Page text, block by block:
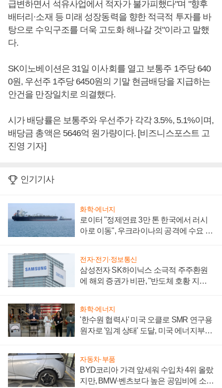
급변하면서 석유사업에서 적자가 불가피했다"며 "향후
배터리·소재 등 미래 성장동력을 향한 적극적 투자를 바
탕으로 수익구조를 더욱 고도화 해나갈 것"이라고 말했
다.
SK이노베이션은 31일 이사회를 열고 보통주 1주당 640
0원, 우선주 1주당 6450원의 기말 현금배당을 지급하는
안건을 만장일치로 의결했다.
시가 배당률은 보통주와 우선주가 각각 3.5%, 5.1%이며,
배당금 총액은 5646억 원가량이다. [비즈니스포스트 고
진영 기자]
인기기사
화학·에너지
로이터 "정제연료 3만 톤 한국에서 러시
아로 이동", 우크라이나의 공격에 수요 늘
전자·전기·정보통신
삼성전자 SK하이닉스 소극적 주주환원
에 해외 증권가 비판, "반도체 호황 지속
화학·에너지
'한수원 협력사' 미국 오클로 SMR 연구용
원자로 '임계 상태' 도달, 미국 에너지부
자동차·부품
BYD코리아 가격 앞세워 수입차 4위 올랐
지만, BMW·벤츠보다 높은 공임비에 소비